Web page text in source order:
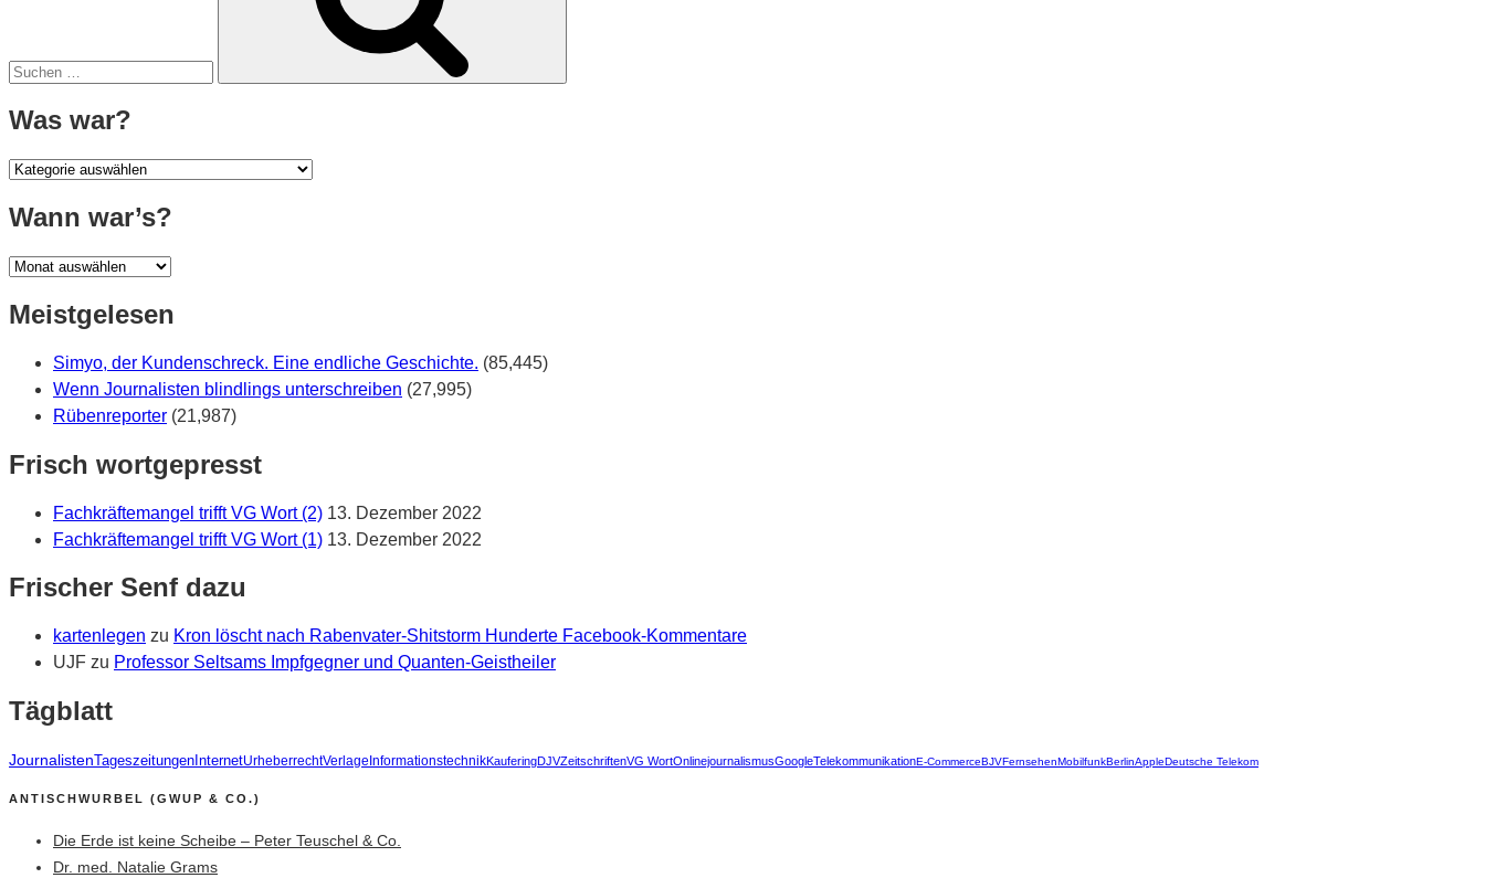
Was war?
Was
Wann war’s?
Wann
Meistgelesen
Simyo, der Kundenschreck. Eine endliche Geschichte. (85,445)
Wenn Journalisten blindlings unterschreiben (27,995)
Rübenreporter (21,987)
Frisch wortgepresst
Fachkräftemangel trifft VG Wort (2) 13. Dezember 2022
Fachkräftemangel trifft VG Wort (1) 13. Dezember 2022
Frischer Senf dazu
kartenlegen zu Kron löscht nach Rabenvater-Shitstorm Hunderte Facebook-Kommentare
UJF zu Professor Seltsams Impfgegner und Quanten-Geistheiler
Tägblatt
JournalistenTageszeitungen InternetUrheberrechtVerlage InformationstechnikKauferingDJVZeitschriftenVG WortOnlinejournalismusGoogleTelekommunikationE-CommerceBJVFernsehenMobilfunkBerlinAppleDeutsche Telekom
ANTISCHWURBEL (GWUP & CO.)
Die Erde ist keine Scheibe – Peter Teuschel & Co.
Dr. med. Natalie Grams